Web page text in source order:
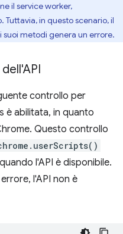
il service worker,
Tuttavia, in questo scenario, il
metodi genera un errore.
controllo per
è abilitata, in quanto
Questo controllo
l'API è disponibile.
l'API non è